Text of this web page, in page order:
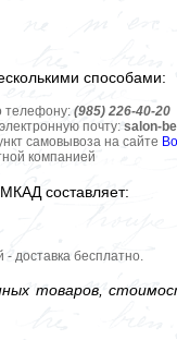
способами:
телефону: (985) 226-40-20
почту: salon-
самовывоза на сайте
компанией
составляет:
- доставка бесплатно.
товаров,